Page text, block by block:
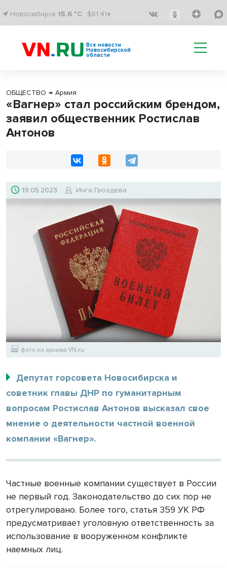
Новосибирск 15.6 °C $81.41↑
Все новости
Новосибирской
области
ОБЩЕСТВО → Армия
«Вагнер» стал российским брендом,
заявил общественник Ростислав
Антонов
19.05.2023 Инга Гвоздева
фото из архива VN.ru
Депутат горсовета Новосибирска и
советник главы ДНР по гуманитарным
вопросам Ростислав Антонов высказал свое
мнение о деятельности частной военной
компании «Вагнер».
Частные военные компании существует в России
не первый год. Законодательство до сих пор не
отрегулировано. Более того, статья 359 УК РФ
предусматривает уголовную ответственность за
использование в вооруженном конфликте
наемных лиц.